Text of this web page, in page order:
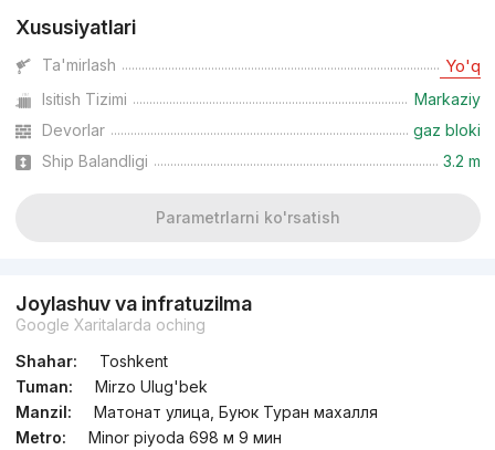
Xususiyatlari
Ta'mirlash Yo'q
Isitish Tizimi
Markaziy
Devorlar
gaz bloki
Ship Balandligi
3.2 m
Parametrlarni ko'rsatish
Joylashuv va infratuzilma
Google Xaritalarda oching
Shahar:
Toshkent
Tuman:
Mirzo Ulug'bek
Manzil:
Матонат улица, Буюк Туран махалля
Metro:
Minor piyoda 698 м 9 мин